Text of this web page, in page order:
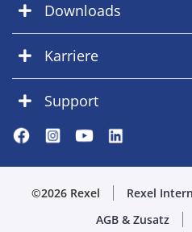
Downloads
Karriere
Support
©2026 Rexel Rexel
AGB & Zusatz